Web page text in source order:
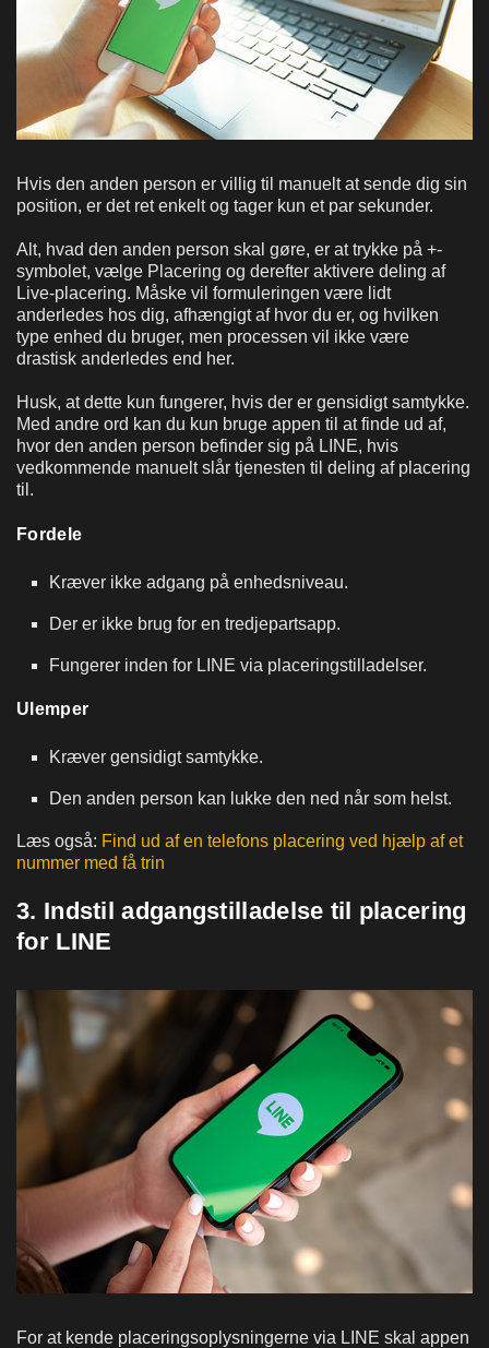
Hvis den anden person er villig til manuelt at sende dig sin
position, er det ret enkelt og tager kun et par sekunder.
Alt, hvad den anden person skal gøre, er at trykke på +-
symbolet, vælge Placering og derefter aktivere deling af
Live-placering. Måske vil formuleringen være lidt
anderledes hos dig, afhængigt af hvor du er, og hvilken
type enhed du bruger, men processen vil ikke være
drastisk anderledes end her.
Husk, at dette kun fungerer, hvis der er gensidigt samtykke.
Med andre ord kan du kun bruge appen til at finde ud af,
hvor den anden person befinder sig på LINE, hvis
vedkommende manuelt slår tjenesten til deling af placering
til.
Fordele
Kræver ikke adgang på enhedsniveau.
Der er ikke brug for en tredjepartsapp.
Fungerer inden for LINE via placeringstilladelser.
Ulemper
Kræver gensidigt samtykke.
Den anden person kan lukke den ned når som helst.
Læs også: Find ud af en telefons placering ved hjælp af et
nummer med få trin
3. Indstil adgangstilladelse til placering
for LINE
For at kende placeringsoplysningerne via LINE skal appen